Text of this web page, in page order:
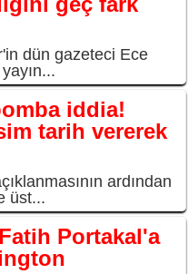
dün gazeteci Ece
iddia!
tarih vererek
ardından
üst...
Portakal'a